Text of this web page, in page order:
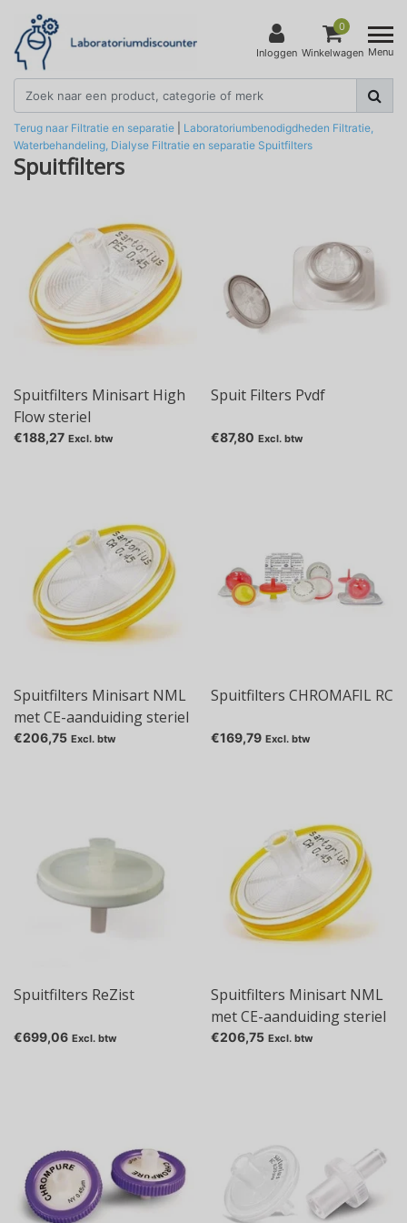
Inloggen
0
Winkelwagen Menu
Terug naar Filtratie en separatie Laboratoriumbenodigdheden Filtratie,
Waterbehandeling, Dialyse Filtratie en separatie Spuitfilters
Spuitfilters
Spuitfilters Minisart High
Flow steriel
(gammagesteriliseerd)
€188,27 Excl. btw
Spuit Filters Pvdf
€87,80 Excl. btw
Spuitfilters Minisart NML
met CE-aanduiding steriel
(gammagesteriliseerd)
€206,75 Excl. btw
Spuitfilters CHROMAFIL RC
€169,79 Excl. btw
Spuitfilters ReZist
€699,06 Excl. btw
Spuitfilters Minisart NML
met CE-aanduiding steriel
(EtO-gesteriliseerd)
€206,75 Excl. btw